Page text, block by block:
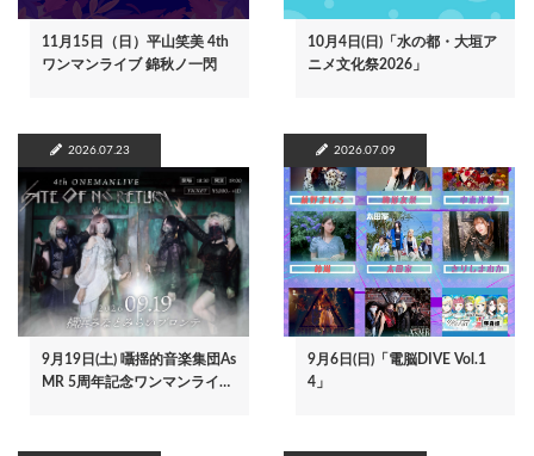
11月15日（日）平山笑美 4th
ワンマンライブ 錦秋ノ一閃
10月4日(日)「水の都・大垣ア
ニメ文化祭2026」
2026.07.23
9月19日(土) 囁揺的音楽集団As
MR 5周年記念ワンマンライ…
2026.07.09
9月6日(日)「電脳DIVE Vol.1
4」